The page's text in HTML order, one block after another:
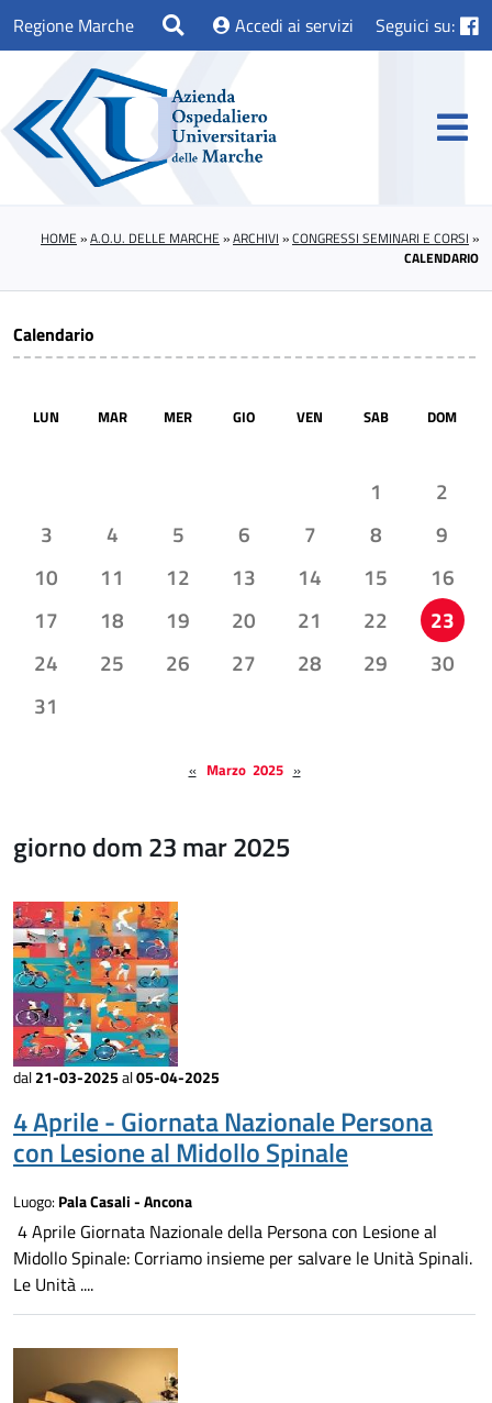
Regione Marche Accedi ai servizi Seguici su:
HOME »A.O.U. DELLE MARCHE »ARCHIVI »CONGRESSI SEMINARI E CORSI »
CALENDARIO
Calendario
LUN MAR MER GIO VEN SAB DOM
1
2
3
4 5 6 7 8
9
10
11 12 13 14 15
16
17
18 19 20 21 22
23
24
25 26 27 28 29
30
31
« Marzo 2025 »
giorno dom 23 mar 2025
dal21-03-2025 al05-04-2025
4 Aprile - Giornata Nazionale Persona
con Lesione al Midollo Spinale
Luogo: Pala Casali - Ancona
4 Aprile Giornata Nazionale della Persona con Lesione al
Midollo Spinale: Corriamo insieme per salvare le Unità Spinali.
Le Unità ....